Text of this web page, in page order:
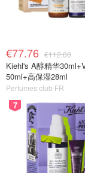
当然，即便如此
毕竟很多人对
辆大巴护送乘客
情时期。不过也
来到这里隔离时
具，希望他们不
€77.76 €112.00
Kiehl's A醇精华
50ml+高保湿28ml
Perfumes club FR
7